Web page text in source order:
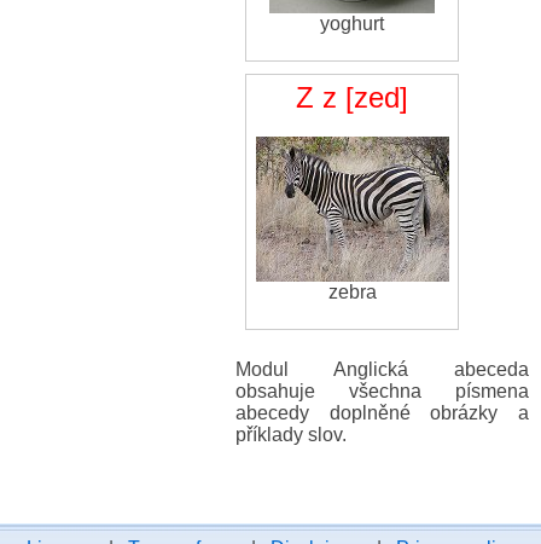
yoghurt
Z z [zed]
zebra
Modul Anglická abeceda
obsahuje všechna písmena
abecedy doplněné obrázky a
příklady slov.